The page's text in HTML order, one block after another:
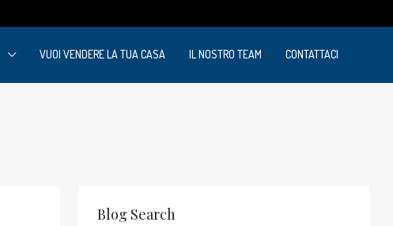
VUOI VENDERE LA TUA CASA IL NOSTRO TEAM CONTATTACI
Blog Search